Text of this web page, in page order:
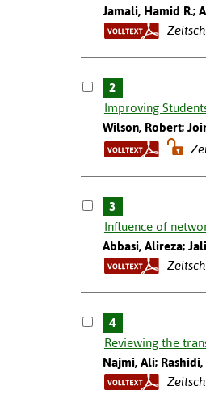
Jamali, Hamid R.;
2
Improving
Wilson, Robert;
3
Influence of
Abbasi, Alireza;
4
Reviewing the
Najmi, Ali;